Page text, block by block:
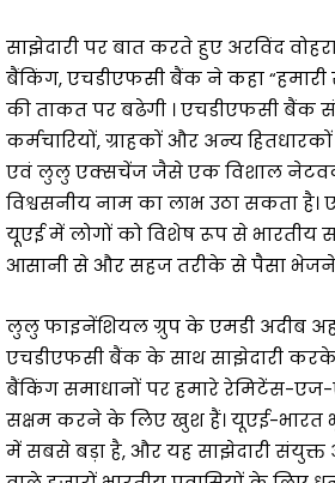
साझेदारी पर बात करते हुए अरविंद
बैंकिंग, एचडीएफसी बैंक ने कहा
की ताकत पर बढेगी । एचडीएफसी
कर्मचारियों, ग्राहकों और अन्य
एवं लुलु एक्सचेंज जैसे एक विशाल
विश्वसनीय नाम का लाभ उठा सकता
यूएई में लोगों को विशेष रूप से भारतीय
आसानी से और सहज तरीके से पैसा
लुलु फाइनेंशियल ग्रुप के एमडी अदीब
एचडीएफसी बैंक के साथ साझेदारी
बैंकिंग समाधानों पर हमारे रेमिटेंस-एज-
सक्षम करने के लिए खुश हैं। यूएई-भारत
में सबसे बड़ा है, और यह साझेदारी संयुक्त